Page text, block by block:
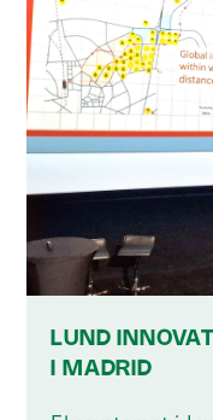
LUND
I MADRID